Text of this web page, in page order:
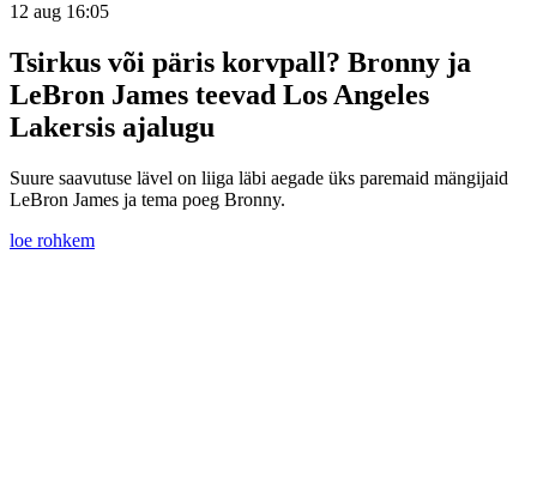
12 aug 16:05
Tsirkus või päris korvpall? Bronny ja
LeBron James teevad Los Angeles
Lakersis ajalugu
Suure saavutuse lävel on liiga läbi aegade üks paremaid mängijaid
LeBron James ja tema poeg Bronny.
loe rohkem